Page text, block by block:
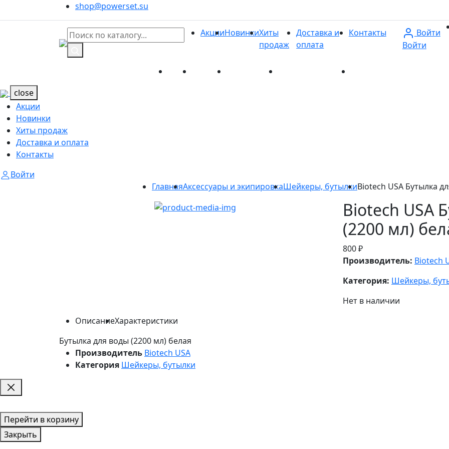
shop@powerset.su
АкцииНовинкиХиты
продаж
Доставка и
оплата
Контакты
Войти
Войти
Акции Новинки Хиты продаж Доставка и оплата
close
Акции
Новинки
Хиты продаж
Доставка и оплата
Контакты
Войти
ГлавнаяАксессуары и экипировкаШейкеры, бутылкиBiotech USA Бутылка
Biotech USA
(2200 мл)
800 ₽
Производитель: Biotech
Категория: Шейкеры,
Нет в наличии
ОписаниеХарактеристики
Бутылка для воды (2200 мл) белая
Производитель Biotech USA
Категория Шейкеры, бутылки
Перейти в корзину
Закрыть